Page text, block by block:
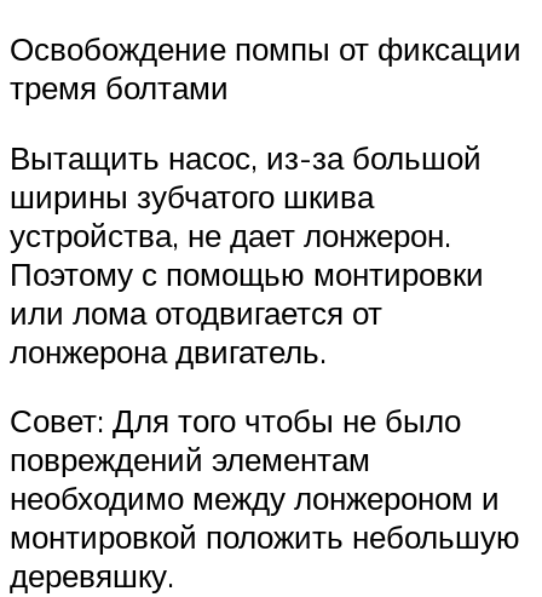
Освобождение помпы от фиксации
тремя болтами
Вытащить насос, из-за большой
ширины зубчатого шкива
устройства, не дает лонжерон.
Поэтому с помощью монтировки
или лома отодвигается от
лонжерона двигатель.
Совет: Для того чтобы не было
повреждений элементам
необходимо между лонжероном и
монтировкой положить небольшую
деревяшку.